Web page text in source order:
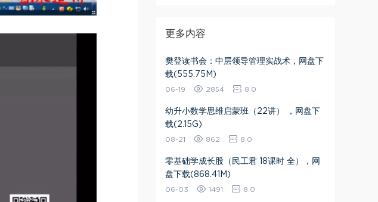
更多内容
樊登读书会：中层领导管理实战术，网盘下
载(555.75M)
06-19 2854 8.0
幼升小数学思维启蒙班（22讲） ，网盘下
载(2.15G)
08-21 862 8.0
零基础学成长股（民工君 18课时 全），网
盘下载(868.41M)
06-03 1491 8.0